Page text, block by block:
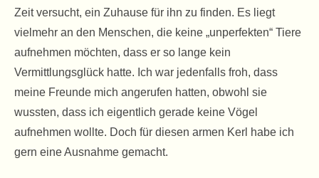
Zeit versucht, ein Zuhause für ihn zu finden. Es liegt
vielmehr an den Menschen, die keine „unperfekten“ Tiere
aufnehmen möchten, dass er so lange kein
Vermittlungsglück hatte. Ich war jedenfalls froh, dass
meine Freunde mich angerufen hatten, obwohl sie
wussten, dass ich eigentlich gerade keine Vögel
aufnehmen wollte. Doch für diesen armen Kerl habe ich
gern eine Ausnahme gemacht.